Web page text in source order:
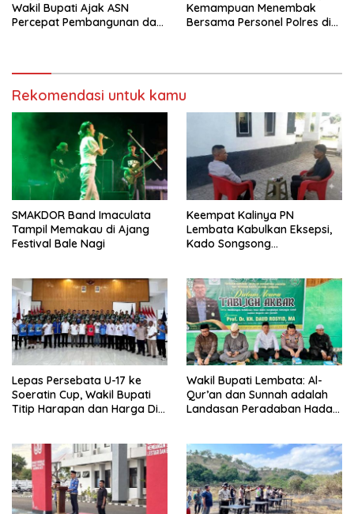
Wakil Bupati Ajak ASN
Percepat Pembangunan dan
Kemampuan Menembak
Bersama Personel Polres di
Rekomendasi untuk kamu
SMAKDOR Band Imaculata
Tampil Memakau di Ajang
Festival Bale Nagi
Keempat Kalinya PN
Lembata Kabulkan Eksepsi,
Kado Songsong
Lepas Persebata U-17 ke
Soeratin Cup, Wakil Bupati
Titip Harapan dan Harga Diri
Wakil Bupati Lembata: Al-
Qur’an dan Sunnah adalah
Landasan Peradaban Hadapi